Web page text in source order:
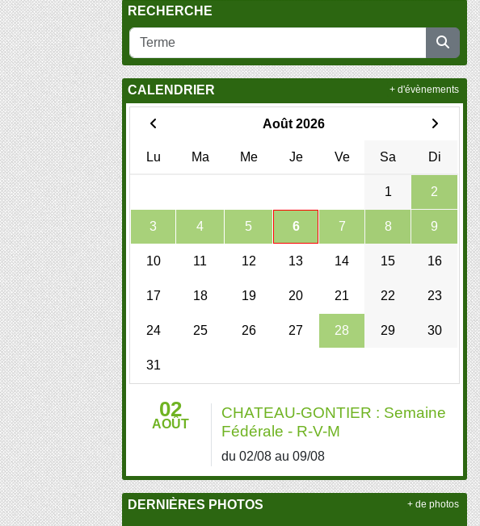
RECHERCHE
CALENDRIER
Août 2026
Lu Ma Me Je Ve Sa Di
1 2
3 4 5 6 7 8 9
10 11 12 13 14 15 16
17 18 19 20 21 22 23
24 25 26 27 28 29 30
31
02
AOÛT
CHATEAU-GONTIER : Semaine
Fédérale - R-V-M
du 02/08 au 09/08
+ d'évènements
DERNIÈRES PHOTOS + de photos